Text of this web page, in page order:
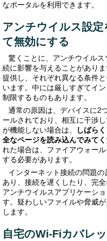
なポータルを利用できます。
アンチウイルス設定
て無効にする
驚くことに、アンチウイル
続に影響を与えることがあり
提供し、それぞれ異なる条件
います。中には厳しすぎてイ
制限するものもあります。
通常の原因は、デバイスに2
ールされており、相互に干渉
が機能しない場合は、
しばら
全なページを読み込んでみて
れた場合は、ファイアウォー
する必要があります。
インターネット接続の問題
あり、接続を遅くしたり、完
アンチウイルスアプリケーシ
す。疑わしいファイルや脅威
します。
自宅のWi-Fiカバレ